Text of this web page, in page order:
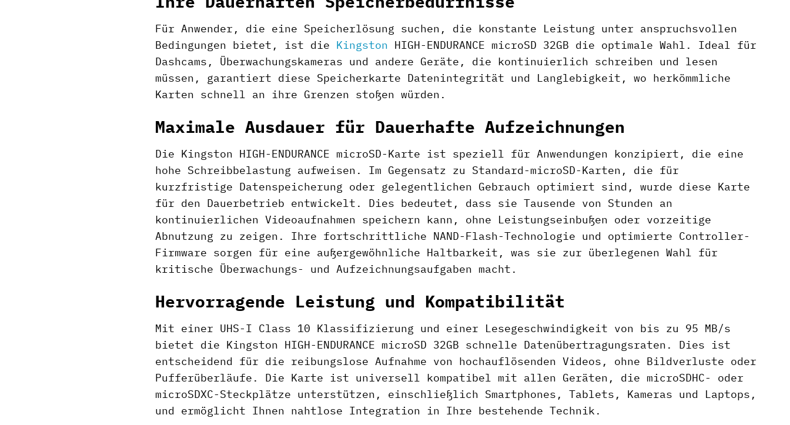
Für Anwender, die eine Speicherlösung suchen, die konstante Leistung unter anspruchsvollen
Bedingungen bietet, ist die Kingston HIGH-ENDURANCE microSD 32GB die optimale Wahl. Ideal für
Dashcams, Überwachungskameras und andere Geräte, die kontinuierlich schreiben und lesen
müssen, garantiert diese Speicherkarte Datenintegrität und Langlebigkeit, wo herkömmliche
Karten schnell an ihre Grenzen stoßen würden.
Maximale Ausdauer für Dauerhafte Aufzeichnungen
Die Kingston HIGH-ENDURANCE microSD-Karte ist speziell für Anwendungen konzipiert, die eine
hohe Schreibbelastung aufweisen. Im Gegensatz zu Standard-microSD-Karten, die für
kurzfristige Datenspeicherung oder gelegentlichen Gebrauch optimiert sind, wurde diese Karte
für den Dauerbetrieb entwickelt. Dies bedeutet, dass sie Tausende von Stunden an
kontinuierlichen Videoaufnahmen speichern kann, ohne Leistungseinbußen oder vorzeitige
Abnutzung zu zeigen. Ihre fortschrittliche NAND-Flash-Technologie und optimierte Controller-
Firmware sorgen für eine außergewöhnliche Haltbarkeit, was sie zur überlegenen Wahl für
kritische Überwachungs- und Aufzeichnungsaufgaben macht.
Hervorragende Leistung und Kompatibilität
Mit einer UHS-I Class 10 Klassifizierung und einer Lesegeschwindigkeit von bis zu 95 MB/s
bietet die Kingston HIGH-ENDURANCE microSD 32GB schnelle Datenübertragungsraten. Dies ist
entscheidend für die reibungslose Aufnahme von hochauflösenden Videos, ohne Bildverluste oder
Pufferüberläufe. Die Karte ist universell kompatibel mit allen Geräten, die microSDHC- oder
microSDXC-Steckplätze unterstützen, einschließlich Smartphones, Tablets, Kameras und Laptops,
und ermöglicht Ihnen nahtlose Integration in Ihre bestehende Technik.